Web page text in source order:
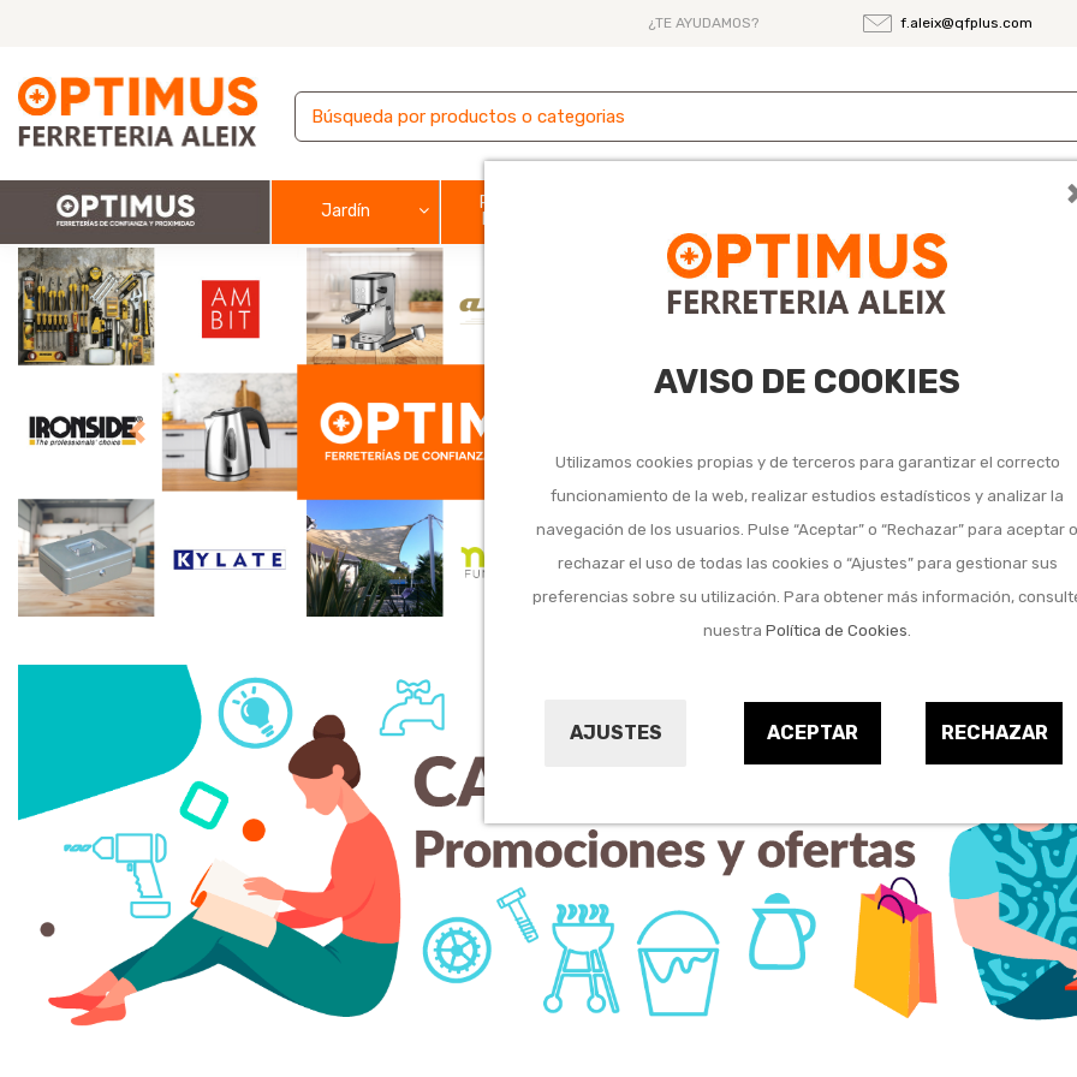
AVISO DE COOKIES
Utilizamos cookies propias y de terceros para garantizar el correcto
funcionamiento de la web, realizar estudios estadísticos y analizar la
navegación de los usuarios. Pulse “Aceptar” o “Rechazar” para aceptar
rechazar el uso de todas las cookies o “Ajustes” para gestionar sus
preferencias sobre su utilización. Para obtener más información,
nuestraPolítica de Cookies
AJUSTES ACEPTAR RECHAZAR
¿TE AYUDAMOS? f.aleix@qfplus.com
Jardín
Pintura y
Previous